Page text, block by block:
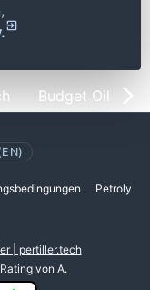
Budget Oil
Petroly
| pertiller.tech
von A.